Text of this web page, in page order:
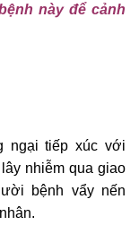
này để cảnh
ngại tiếp xúc với
nhiễm qua giao
bệnh vẩy nến